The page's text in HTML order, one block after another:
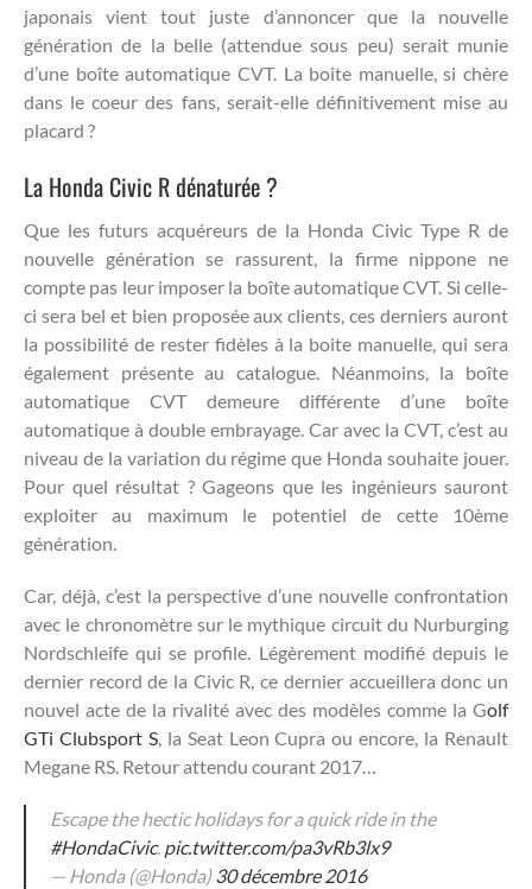
japonais vient tout juste d’annoncer que la nouvelle
génération de la belle (attendue sous peu) serait munie
d’une boîte automatique CVT. La boite manuelle, si chère
dans le coeur des fans, serait-elle définitivement mise au
placard ?
La Honda Civic R dénaturée ?
Que les futurs acquéreurs de la Honda Civic Type R de
nouvelle génération se rassurent, la firme nippone ne
compte pas leur imposer la boîte automatique CVT. Si celle-
ci sera bel et bien proposée aux clients, ces derniers auront
la possibilité de rester fidèles à la boite manuelle, qui sera
également présente au catalogue. Néanmoins, la boîte
automatique CVT demeure différente d’une boîte
automatique à double embrayage. Car avec la CVT, c’est au
niveau de la variation du régime que Honda souhaite jouer.
Pour quel résultat ? Gageons que les ingénieurs sauront
exploiter au maximum le potentiel de cette 10ème
génération.
Car, déjà, c’est la perspective d’une nouvelle confrontation
avec le chronomètre sur le mythique circuit du Nurburging
Nordschleife qui se profile. Légèrement modifié depuis le
dernier record de la Civic R, ce dernier accueillera donc un
nouvel acte de la rivalité avec des modèles comme la Golf
GTi Clubsport S, la Seat Leon Cupra ou encore, la Renault
Megane RS. Retour attendu courant 2017…
Escape the hectic holidays for a quick ride in the
#HondaCivic. pic.twitter.com/pa3vRb3lx9
— Honda (@Honda)30 décembre 2016